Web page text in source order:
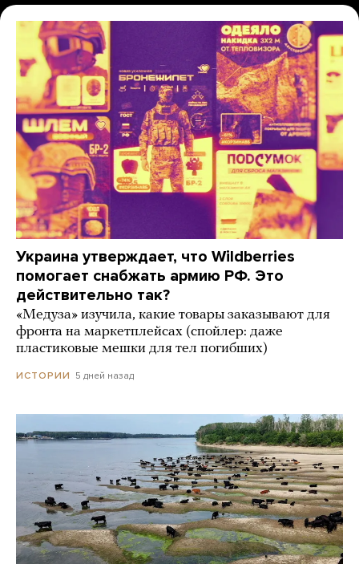
Украина утверждает, что Wildberries
помогает снабжать армию РФ. Это
действительно так?
«Медуза» изучила, какие товары заказывают для
фронта на маркетплейсах (спойлер: даже
пластиковые мешки для тел погибших)
ИСТОРИИ 5 дней назад